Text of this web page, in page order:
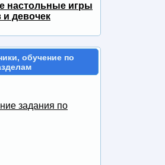
настольные игры
и девочек
обучение по
задания по